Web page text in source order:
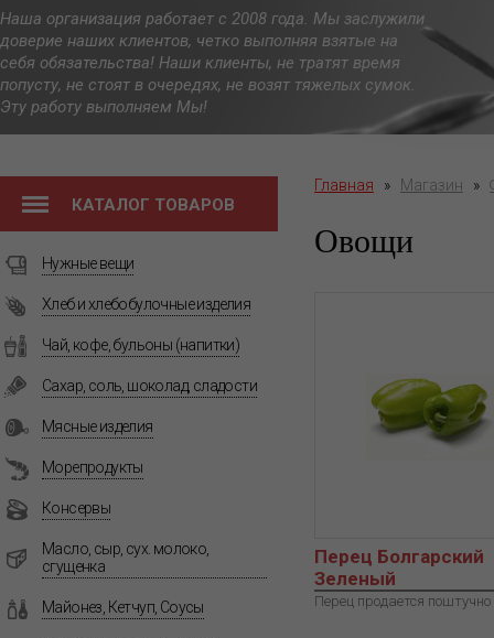
Наша организация работает с 2008 года. Мы заслужили
доверие наших клиентов, четко выполняя взятые на
себя обязательства! Наши клиенты, не тратят время
попусту, не стоят в очередях, не возят тяжелых сумок.
Эту работу выполняем Мы!
КАТАЛОГ ТОВАРОВ
Нужные вещи
Хлеб и хлебобулочные изделия
Чай, кофе, бульоны (напитки)
Сахар, соль, шоколад, сладости
Мясные изделия
Морепродукты
Консервы
Масло, сыр, сух. молоко,
сгущенка
Майонез, Кетчуп, Соусы
Главная » Магазин »
Овощи
Перец Болгарский
Зеленый
Перец продается поштучно